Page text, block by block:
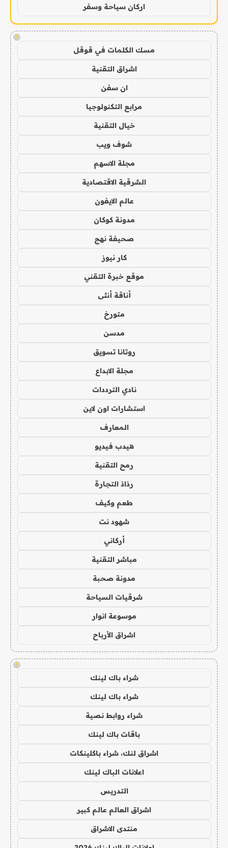
اركان سياحة وسفر
!
مسك الكلمات في قوقل
اشراق التقنية
ان سفن
مرابع التكنولوجيا
خيال التقنية
شوف ويب
مجلة الاسهم
الشرقية الاقتصادية
عالم الايفون
مدونة كوكان
صحيفة نهج
كار نيوز
موقع خبرة التقني
أناقة أنثى
متورخ
مدسن
روتانا تسويق
مجلة الابداع
نادي الترددات
استشارات اون لاين
المعارف
هيدب فيديو
رمح التقنية
رذاذ التجارة
طعم وكيف
شهود نت
أركاني
مباشر التقنية
مدونة صحبة
شرقيات السياحة
موسوعة انوار
اشراق الأرباح
!
شراء باك لينك
شراء باك لينك
شراء روابط نصية
باقات باك لينك
اشراق لنك، شراء باكلينكات
اعلانات الباك لينك
التدريس
اشراق العالم عالم كبير
منتدى الاشراق